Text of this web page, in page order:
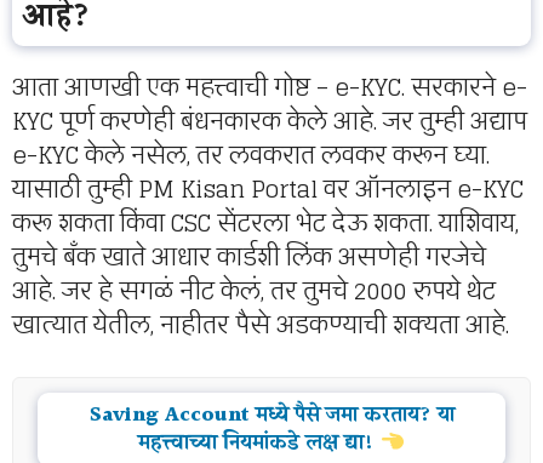
आहे?
आता आणखी एक महत्त्वाची गोष्ट – e-KYC. सरकारने e-
KYC पूर्ण करणेही बंधनकारक केले आहे. जर तुम्ही अद्याप
e-KYC केले नसेल, तर लवकरात लवकर करून घ्या.
यासाठी तुम्ही PM Kisan Portal वर ऑनलाइन e-KYC
करू शकता किंवा CSC सेंटरला भेट देऊ शकता. याशिवाय,
तुमचे बँक खाते आधार कार्डशी लिंक असणेही गरजेचे
आहे. जर हे सगळं नीट केलं, तर तुमचे 2000 रुपये थेट
खात्यात येतील, नाहीतर पैसे अडकण्याची शक्यता आहे.
Saving Account मध्ये पैसे जमा करताय? या
महत्त्वाच्या नियमांकडे लक्ष द्या!